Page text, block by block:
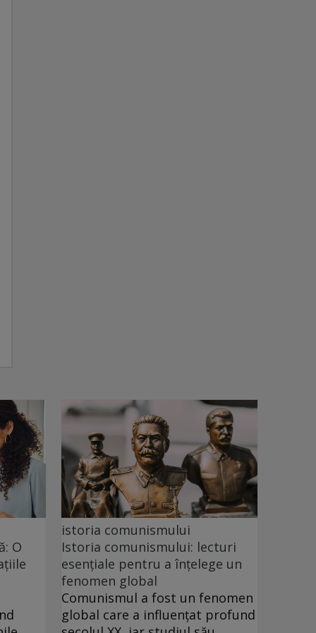
O
istoria comunismului
Istoria comunismului: lecturi
esențiale pentru a înțelege un
fenomen global
Comunismul a fost un fenomen
global care a influențat profund